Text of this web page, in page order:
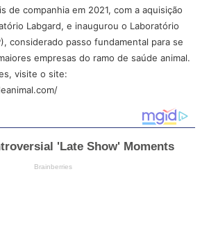
de companhia em 2021, com a aquisição
Labgard, e inaugurou o Laboratório
considerado passo fundamental para se
empresas do ramo de saúde animal.
visite o site: